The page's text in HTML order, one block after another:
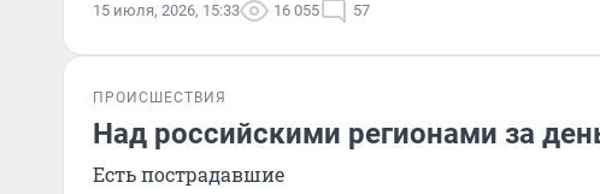
15 июля, 2026, 15:33 16 055 57
ПРОИСШЕСТВИЯ
Над российскими регионами за
Есть пострадавшие